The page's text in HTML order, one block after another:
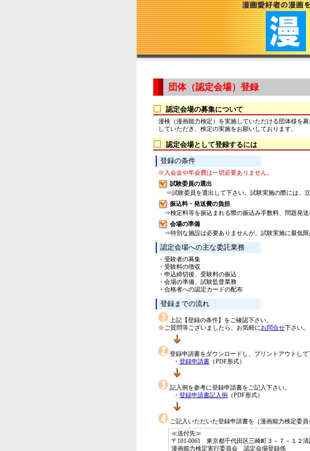
団体（認定会場）登録
認定会場の募集について
漫検（漫画能力検定）を実施していただける団体様を
していただき、検定の実施をお願いしております。
認定会場として登録するには
登録の条件
※入会金や年会費は一切必要ありません。
試験委員の選出
⇒試験委員を選出して下さい。試験実施の際には、立
振込料・発送費の負担
⇒検定料等を振込まれる際の振込み手数料、問題発送
会場の準備
⇒特別な施設は必要ありませんが、試験実施に最低限
認定会場への主な委託業務
・受験者の募集
・受験料の徴収
・申込締切後、受験料の振込
・会場の準備、試験監督業務
・合格者への認定カードの配布
登録までの流れ
上記【登録の条件】をご確認下さい。
※ご質問等ございましたら、お気軽にお問合せ下さい。
登録申請書をダウンロードし、プリントアウトして
・ 登録申請書 （PDF形式）
記入例を参考に登録申請書をご記入下さい。
・ 登録申請書記入例 （PDF形式）
ご記入いただいた登録申請書を［漫画能力検定委員
≪送付先≫
〒101-0061 東京都千代田区三崎町３－７－１２清
漫画能力検定実行委員会 認定会場登録係